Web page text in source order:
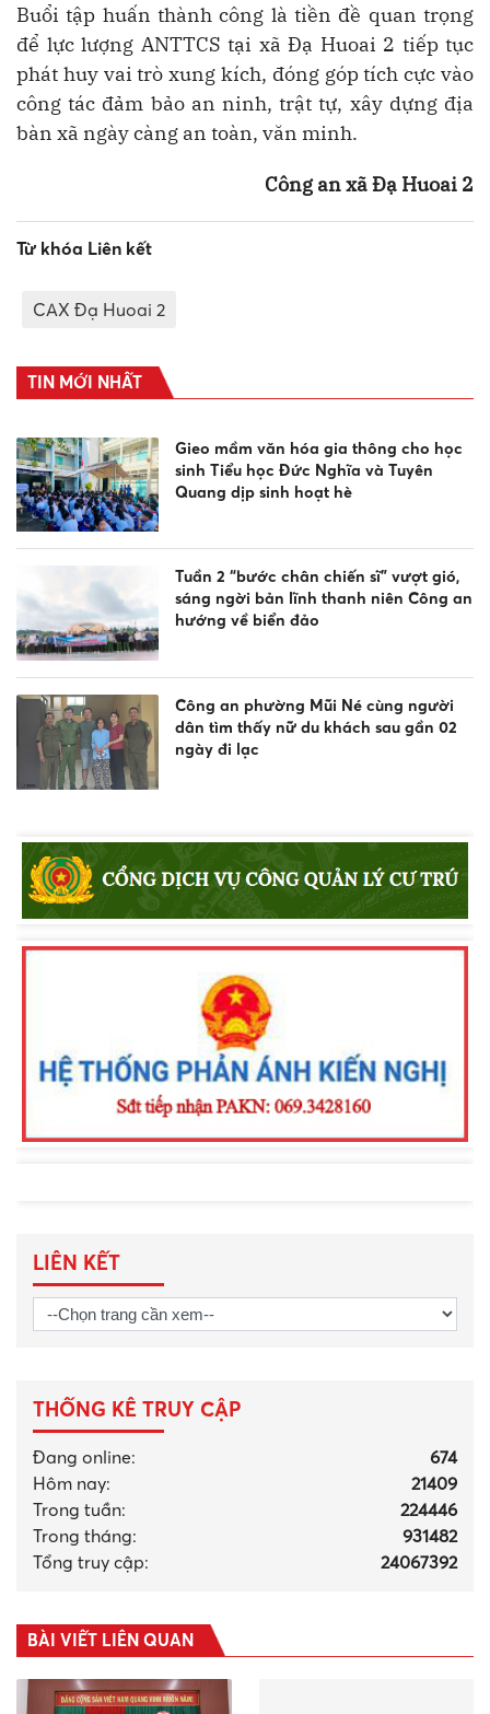
Buổi tập huấn thành công là tiền đề quan trọng
để lực lượng ANTTCS tại xã Đạ Huoai 2 tiếp tục
phát huy vai trò xung kích, đóng góp tích cực vào
công tác đảm bảo an ninh, trật tự, xây dựng địa
bàn xã ngày càng an toàn, văn minh.
Công an xã Đạ Huoai 2
Từ khóa Liên kết
CAX Đạ Huoai 2
TIN MỚI NHẤT
Gieo mầm văn hóa gia thông cho học
sinh Tiểu học Đức Nghĩa và Tuyên
Quang dịp sinh hoạt hè
Tuần 2 “bước chân chiến sĩ” vượt gió,
sáng ngời bản lĩnh thanh niên Công an
hướng về biển đảo
Công an phường Mũi Né cùng người
dân tìm thấy nữ du khách sau gần 02
ngày đi lạc
thông, phòng chống đuối nước và
trợ
phường Nam Gia Nghĩa trong đấu
tranh phòng, chống tội phạm
LIÊN KẾT
THỐNG KÊ TRUY CẬP
Đang online:
674
Hôm nay:
21409
Trong tuần:
224446
Trong tháng:
931482
Tổng truy cập:
24067392
BÀI VIẾT LIÊN QUAN